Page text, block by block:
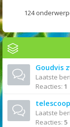
124
Goudvis
Laatste
Reacties: 1
Laatste
Reacties: 5